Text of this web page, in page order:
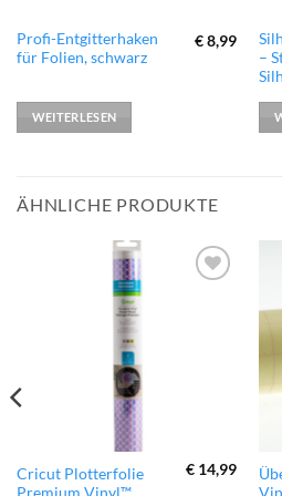
Profi-Entgitterhaken
für Folien, schwarz
€8,99
WEITERLESEN
–
ÄHNLICHE PRODUKTE
Cricut Plotterfolie
€ 14,99